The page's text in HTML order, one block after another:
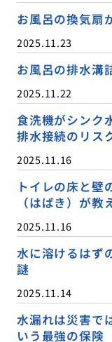
お風呂の換気扇
2025.11.23
お風呂の排水溝
2025.11.22
食洗機がシンク
排水接続のリス
2025.11.16
トイレの床と壁
（はばき）が
2025.11.16
水に溶けるはず
謎
2025.11.14
水漏れは災害で
いう最強の保険